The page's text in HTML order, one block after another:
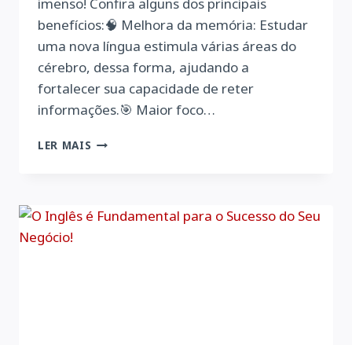
benefícios:🧠 Melhora da memória: Estudar
uma nova língua estimula várias áreas do
cérebro, dessa forma, ajudando a
fortalecer sua capacidade de reter
informações.🎯 Maior foco…
LER MAIS BENEFÍCIOS
NOVO